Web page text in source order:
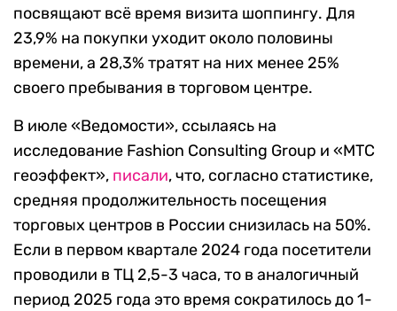
посвящают всё время визита шоппингу. Для
23,9% на покупки уходит около половины
времени, а 28,3% тратят на них менее 25%
своего пребывания в торговом центре.
В июле «Ведомости», ссылаясь на
исследование Fashion Consulting Group и «МТС
геоэффект», писали, что, согласно статистике,
средняя продолжительность посещения
торговых центров в России снизилась на 50%.
Если в первом квартале 2024 года посетители
проводили в ТЦ 2,5-3 часа, то в аналогичный
период 2025 года это время сократилось до 1-